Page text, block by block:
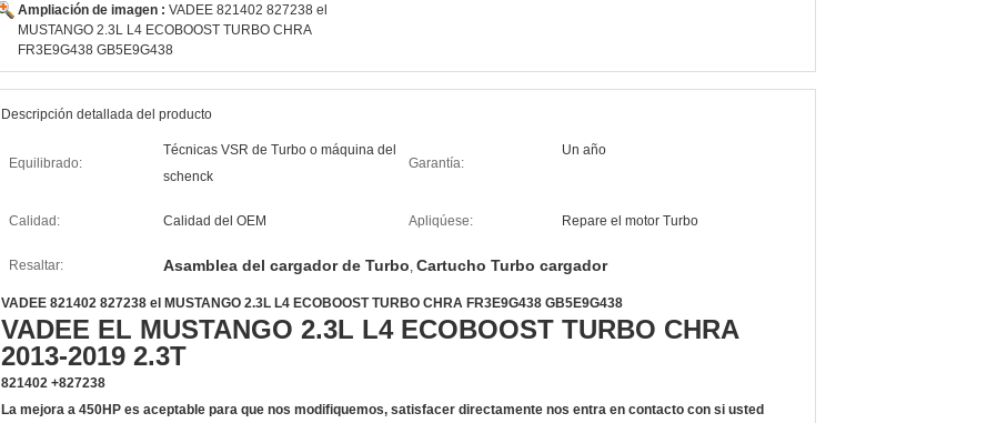
Ampliación de imagen : VADEE 821402 827238 el
MUSTANGO 2.3L L4 ECOBOOST TURBO CHRA
FR3E9G438 GB5E9G438
Descripción detallada del producto
Equilibrado:
Técnicas VSR de Turbo o máquina del
schenck
Garantía:
Un año
Calidad: Calidad del OEM Apliqúese: Repare el motor Turbo
Resaltar: Asamblea del cargador de Turbo, Cartucho Turbo cargador
VADEE 821402 827238 el MUSTANGO 2.3L L4 ECOBOOST TURBO CHRA FR3E9G438 GB5E9G438
VADEE EL MUSTANGO 2.3L L4 ECOBOOST TURBO CHRA
2013-2019 2.3T
821402 +827238
La mejora a 450HP es aceptable para que nos modifiquemos, satisfacer directamente nos entra en contacto con si usted